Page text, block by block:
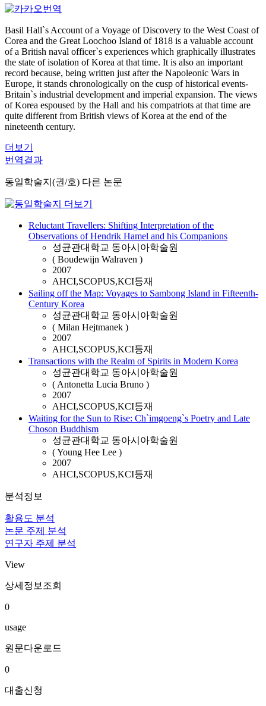
Basil Hall`s Account of a Voyage of Discovery to the West Coast of
Corea and the Great Loochoo Island of 1818 is a valuable account
of a British naval officer`s experiences which graphically illustrates
the state of isolation of Korea at that time. It is also an important
record because, being written just after the Napoleonic Wars in
Europe, it stands chronologically on the cusp of historical events-
Britain`s industrial development and imperial expansion. The views
of Korea espoused by the Hall and his compatriots at that time are
quite different from British views of Korea at the end of the
nineteenth century.
더보기
번역결과
동일학술지(권/호) 다른 논문
Reluctant Travellers: Shifting Interpretation of the
Observations of Hendrik Hamel and his Companions
성균관대학교 동아시아학술원
( Boudewijn Walraven )
2007
AHCI,SCOPUS,KCI등재
Sailing off the Map: Voyages to Sambong Island in Fifteenth-
Century Korea
성균관대학교 동아시아학술원
( Milan Hejtmanek )
2007
AHCI,SCOPUS,KCI등재
Transactions with the Realm of Spirits in Modern Korea
성균관대학교 동아시아학술원
( Antonetta Lucia Bruno )
2007
AHCI,SCOPUS,KCI등재
Waiting for the Sun to Rise: Ch`imgoeng`s Poetry and Late
Choson Buddhism
성균관대학교 동아시아학술원
( Young Hee Lee )
2007
AHCI,SCOPUS,KCI등재
분석정보
활용도 분석
논문 주제 분석
연구자 주제 분석
View
상세정보조회
0
usage
원문다운로드
0
대출신청